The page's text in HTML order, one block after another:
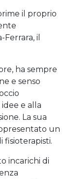
il proprio
il
ha sempre
e senso
e alla
La sua
un
incarichi di